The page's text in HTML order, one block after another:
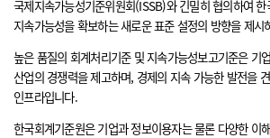
국제지속가능성기준위원회(ISSB)와 긴밀히 협의하여 한
지속가능성을 확보하는 새로운 표준 설정의 방향을 제시
높은 품질의 회계처리기준 및 지속가능성보고기준은 기
산업의 경쟁력을 제고하며, 경제의 지속 가능한 발전을
인프라입니다.
한국회계기준원은 기업과 정보이용자는 물론 다양한 이